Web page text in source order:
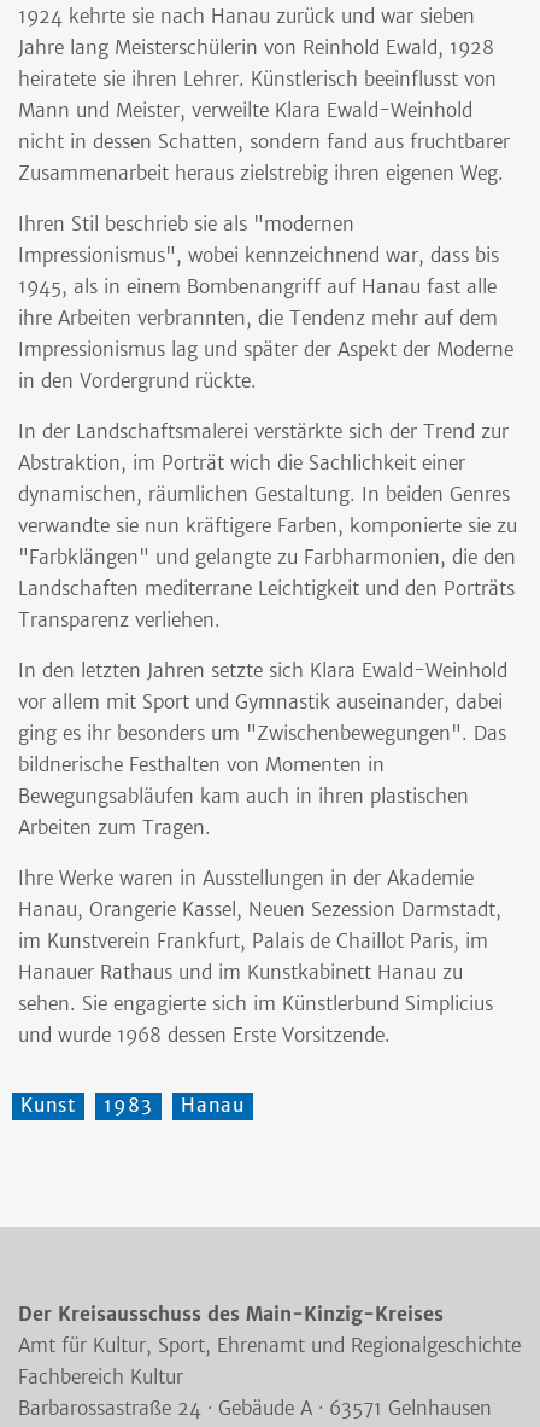
1924 kehrte sie nach Hanau zurück und war sieben
Jahre lang Meisterschülerin von Reinhold Ewald, 1928
heiratete sie ihren Lehrer. Künstlerisch beeinflusst von
Mann und Meister, verweilte Klara Ewald-Weinhold
nicht in dessen Schatten, sondern fand aus fruchtbarer
Zusammenarbeit heraus zielstrebig ihren eigenen Weg.
Ihren Stil beschrieb sie als "modernen
Impressionismus", wobei kennzeichnend war, dass bis
1945, als in einem Bombenangriff auf Hanau fast alle
ihre Arbeiten verbrannten, die Tendenz mehr auf dem
Impressionismus lag und später der Aspekt der Moderne
in den Vordergrund rückte.
In der Landschaftsmalerei verstärkte sich der Trend zur
Abstraktion, im Porträt wich die Sachlichkeit einer
dynamischen, räumlichen Gestaltung. In beiden Genres
verwandte sie nun kräftigere Farben, komponierte sie zu
"Farbklängen" und gelangte zu Farbharmonien, die den
Landschaften mediterrane Leichtigkeit und den Porträts
Transparenz verliehen.
In den letzten Jahren setzte sich Klara Ewald-Weinhold
vor allem mit Sport und Gymnastik auseinander, dabei
ging es ihr besonders um "Zwischenbewegungen". Das
bildnerische Festhalten von Momenten in
Bewegungsabläufen kam auch in ihren plastischen
Arbeiten zum Tragen.
Ihre Werke waren in Ausstellungen in der Akademie
Hanau, Orangerie Kassel, Neuen Sezession Darmstadt,
im Kunstverein Frankfurt, Palais de Chaillot Paris, im
Hanauer Rathaus und im Kunstkabinett Hanau zu
sehen. Sie engagierte sich im Künstlerbund Simplicius
und wurde 1968 dessen Erste Vorsitzende.
Kunst 1983 Hanau
Der Kreisausschuss des Main-Kinzig-Kreises
Amt für Kultur, Sport, Ehrenamt und Regionalgeschichte
Fachbereich Kultur
Barbarossastraße 24 · Gebäude A · 63571 Gelnhausen